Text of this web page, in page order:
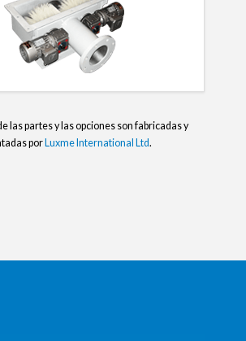
las partes y las opciones son fabricadas y
porLuxme International Ltd.